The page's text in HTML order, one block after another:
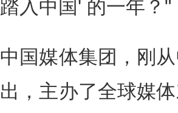
踏入中国' 的一年？"
中国媒体集团，刚
出，主办了全球媒